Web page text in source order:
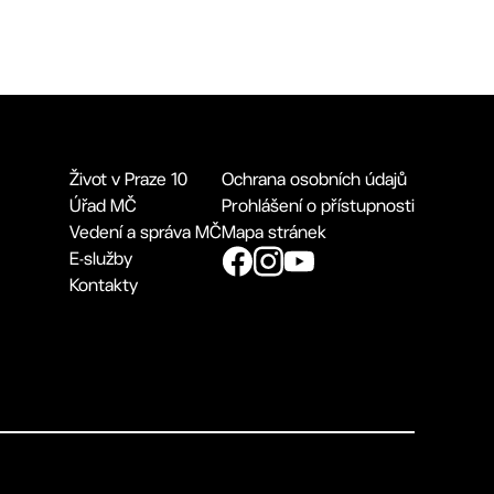
Život v Praze 10
Úřad MČ
Vedení a správa MČ
E-služby
Kontakty
Ochrana osobních údajů
Prohlášení o přístupnosti
Mapa stránek